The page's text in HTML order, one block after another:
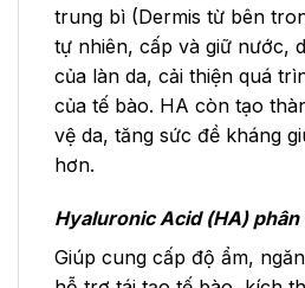
trung bì (Dermis từ bên
tự nhiên, cấp và giữ nước,
của làn da, cải thiện quá
của tế bào. HA còn tạo
vệ da, tăng sức đề kháng
hơn.
Hyaluronic Acid (HA)
Giúp cung cấp độ ẩm,